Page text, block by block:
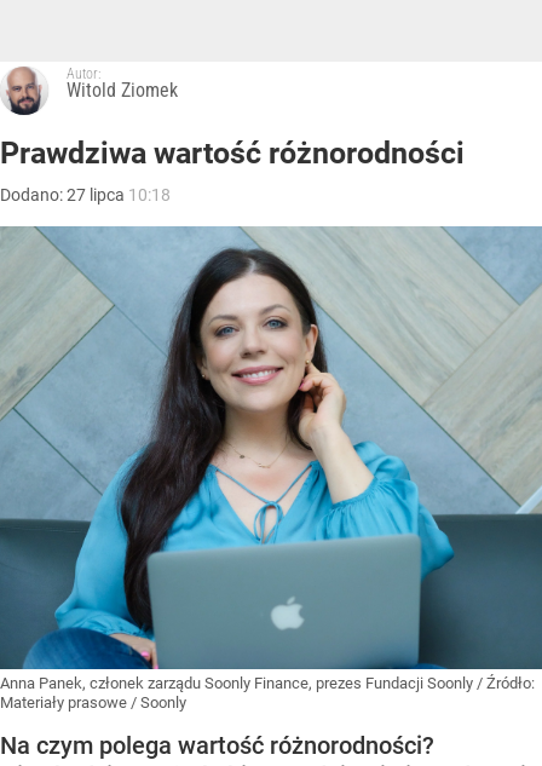
Autor:
Witold Ziomek
Prawdziwa wartość różnorodności
Dodano:27 lipca 10:18
Anna Panek, członek zarządu Soonly Finance, prezes Fundacji Soonly / Źródło:
Materiały prasowe / Soonly
Na czym polega wartość różnorodności?